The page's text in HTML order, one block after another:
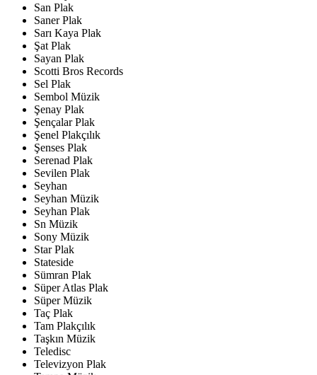
San Plak
Saner Plak
Sarı Kaya Plak
Şat Plak
Sayan Plak
Scotti Bros Records
Sel Plak
Sembol Müzik
Şenay Plak
Şençalar Plak
Şenel Plakçılık
Şenses Plak
Serenad Plak
Sevilen Plak
Seyhan
Seyhan Müzik
Seyhan Plak
Sn Müzik
Sony Müzik
Star Plak
Stateside
Sümran Plak
Süper Atlas Plak
Süper Müzik
Taç Plak
Tam Plakçılık
Taşkın Müzik
Teledisc
Televizyon Plak